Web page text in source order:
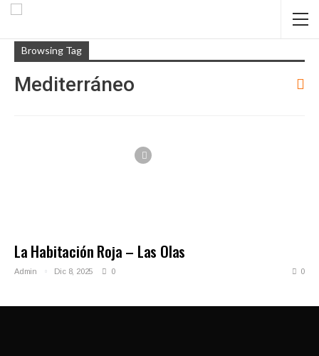
Browsing Tag
Mediterráneo
La Habitación Roja – Las Olas
Admin Dic 8, 2025 0 0